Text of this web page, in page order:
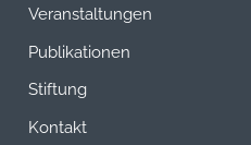
Veranstaltungen
Publikationen
Stiftung
Kontakt